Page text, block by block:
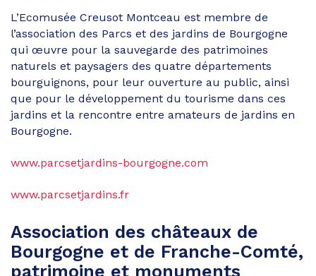
L’Ecomusée Creusot Montceau est membre de
l’association des Parcs et des jardins de Bourgogne
qui œuvre pour la sauvegarde des patrimoines
naturels et paysagers des quatre départements
bourguignons, pour leur ouverture au public, ainsi
que pour le développement du tourisme dans ces
jardins et la rencontre entre amateurs de jardins en
Bourgogne.
www.parcsetjardins-bourgogne.com
www.parcsetjardins.fr
Association des châteaux de
Bourgogne et de Franche-Comté,
patrimoine et monuments